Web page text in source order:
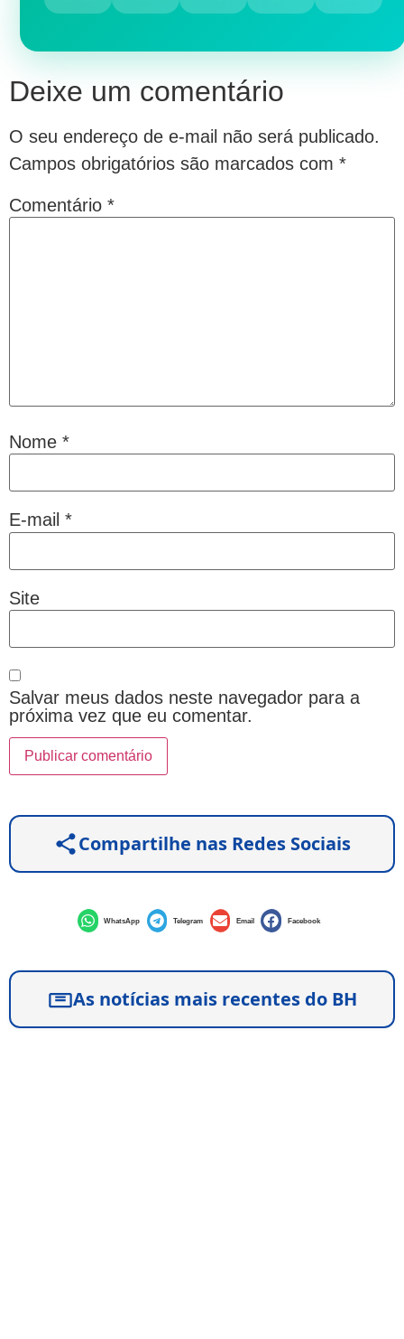
Deixe um comentário
O seu endereço de e-mail não será publicado.
Campos obrigatórios são marcados com *
Comentário *
Nome *
E-mail *
Site
Salvar meus dados neste navegador para a
próxima vez que eu comentar.
Compartilhe nas Redes Sociais
WhatsApp Telegram Email Facebook
As notícias mais recentes do BH